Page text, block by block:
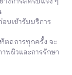
นเข้ารับบริการ
ตถการทุกครั้ง จะ
าพผิวและการรักษา